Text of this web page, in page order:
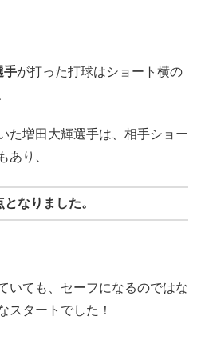
手が打った打球はショート横の
た増田大輝選手は、相手ショー
あり、
なりました。
いても、セーフになるのではな
スタートでした！